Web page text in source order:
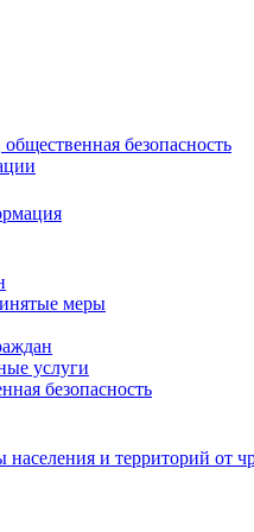
безопасность
меры
услуги
безопасность
и территорий от